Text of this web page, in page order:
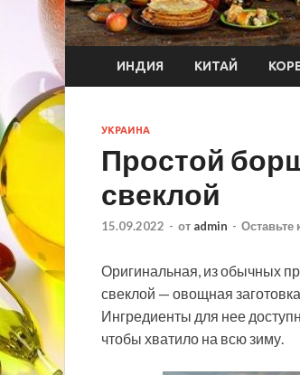
ИНДИЯ КИТАЙ
УКРАИНА
Простой
свеклой
15.09.2022 - от admin - Оставьте
Оригинальная, из обычных
свеклой — овощная
Ингредиенты для нее
чтобы хватило на всю зиму.